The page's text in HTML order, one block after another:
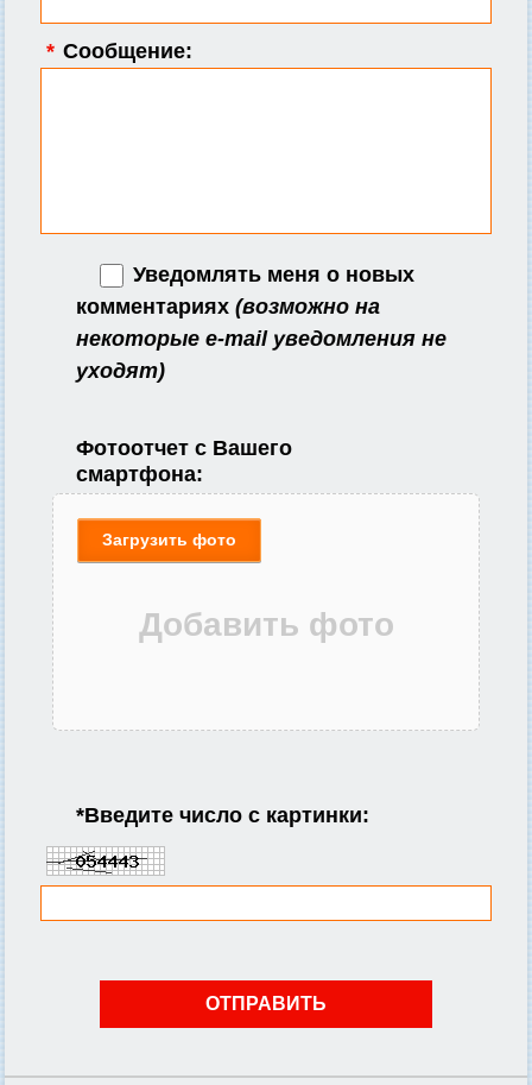
* Сообщение:
Уведомлять меня о новых
комментариях (возможно на
некоторые e-mail уведомления не
уходят)
Фотоотчет с Вашего
смартфона:
Загрузить фото
*Введите число с картинки: